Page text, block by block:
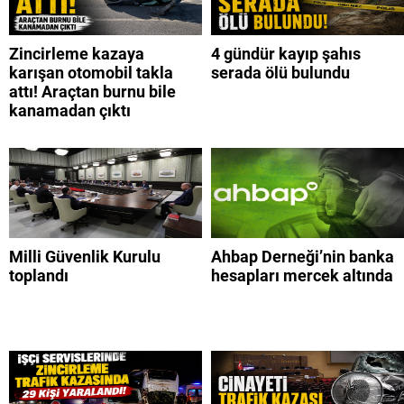
Zincirleme kazaya
karışan otomobil takla
attı! Araçtan burnu bile
kanamadan çıktı
4 gündür kayıp şahıs
serada ölü bulundu
Milli Güvenlik Kurulu
toplandı
Ahbap Derneği’nin banka
hesapları mercek altında